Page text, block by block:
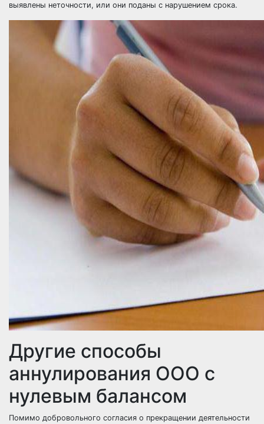
выявлены неточности, или они поданы с нарушением срока.
Другие способы
аннулирования ООО с
нулевым балансом
Помимо добровольного согласия о прекращении деятельности